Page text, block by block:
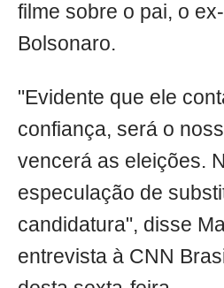
filme sobre o pai, o
Bolsonaro.
"Evidente que ele
confiança, será o
vencerá as eleições.
especulação de
candidatura", disse
entrevista à CNN